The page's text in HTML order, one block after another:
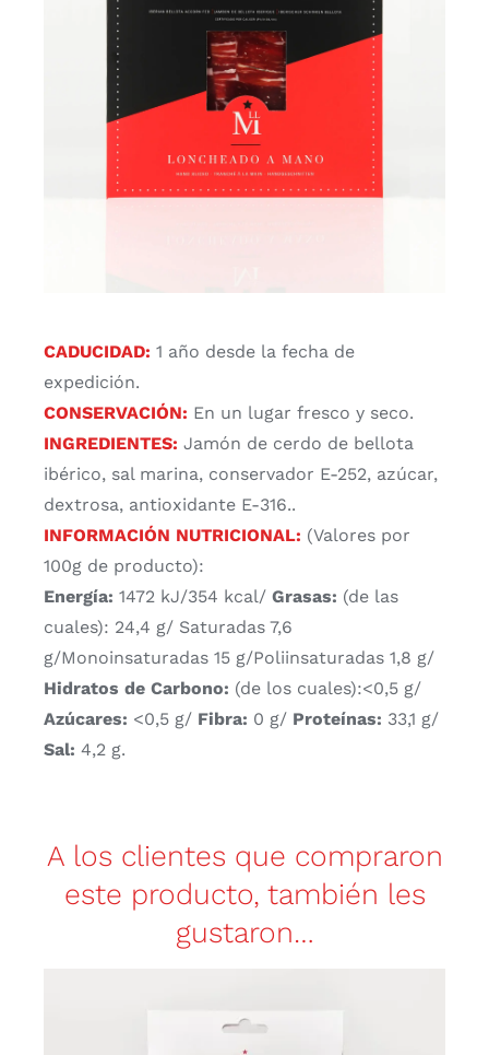
CADUCIDAD: 1 año desde la fecha de
expedición.
CONSERVACIÓN: En un lugar fresco y seco.
INGREDIENTES: Jamón de cerdo de bellota
ibérico, sal marina, conservador E-252, azúcar,
dextrosa, antioxidante E-316..
INFORMACIÓN NUTRICIONAL: (Valores por
100g de producto):
Energía: 1472 kJ/354 kcal/ Grasas: (de las
cuales): 24,4 g/ Saturadas 7,6
g/Monoinsaturadas 15 g/Poliinsaturadas 1,8 g/
Hidratos de Carbono: (de los cuales):<0,5 g/
Azúcares: <0,5 g/ Fibra: 0 g/ Proteínas: 33,1 g/
Sal: 4,2 g.
A los clientes que compraron
este producto, también les
gustaron…